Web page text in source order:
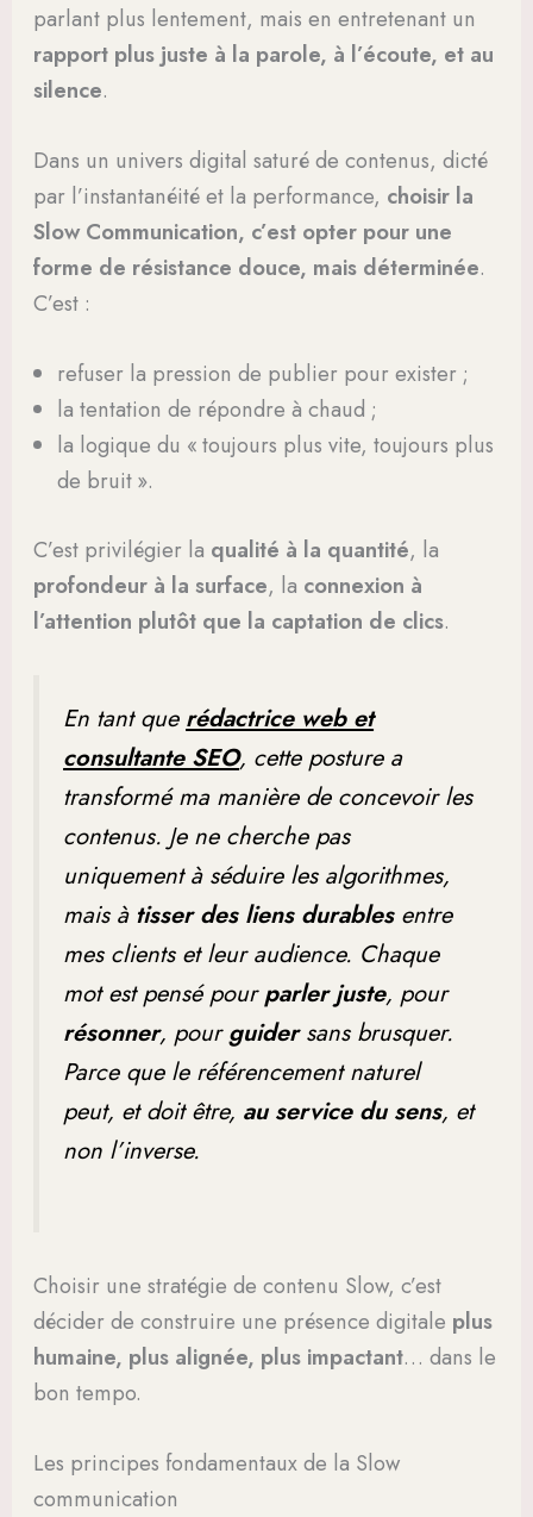
parlant plus lentement, mais en entretenant un
rapport plus juste à la parole, à l’écoute, et au
silence.
Dans un univers digital saturé de contenus, dicté
par l’instantanéité et la performance, choisir la
Slow Communication, c’est opter pour une
forme de résistance douce, mais déterminée.
C’est :
refuser la pression de publier pour exister ;
la tentation de répondre à chaud ;
la logique du « toujours plus vite, toujours plus
de bruit ».
C’est privilégier la qualité à la quantité, la
profondeur à la surface, la connexion à
l’attention plutôt que la captation de clics.
En tant que rédactrice web et
consultante SEO, cette posture a
transformé ma manière de concevoir les
contenus. Je ne cherche pas
uniquement à séduire les algorithmes,
mais à tisser des liens durablesentre
mes clients et leur audience. Chaque
mot est pensé pourparler juste, pour
résonner, pourguidersans brusquer.
Parce que le référencement naturel
peut, et doit être, au service du sens, et
non l’inverse.
Choisir une stratégie de contenu Slow, c’est
décider de construire une présence digitale plus
humaine, plus alignée, plus impactant… dans le
bon tempo.
Les principes fondamentaux de la Slow
communication